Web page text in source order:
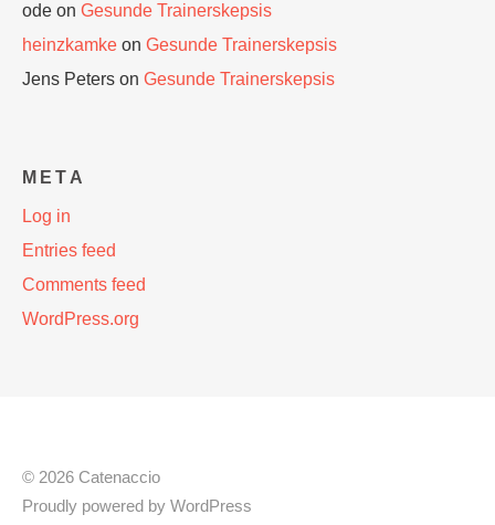
ode on Gesunde Trainerskepsis
heinzkamke on Gesunde Trainerskepsis
Jens Peters on Gesunde Trainerskepsis
META
Log in
Entries feed
Comments feed
WordPress.org
© 2026 Catenaccio
Proudly powered by WordPress